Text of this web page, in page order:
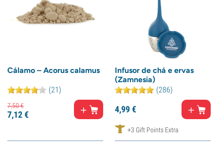
Cálamo – Acorus calamus
(21)
7,50€
7,12€
Infusor de chá e ervas
(Zamnesia)
(286)
4,99€
+3 Gift Points Extra